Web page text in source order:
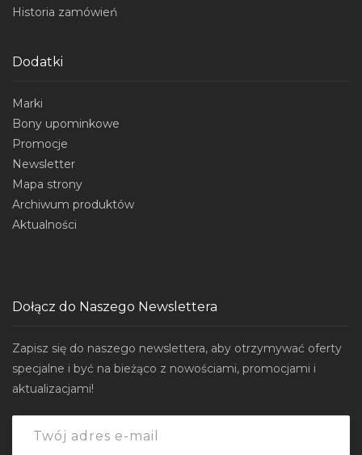
Historia zamówień
Dodatki
Marki
Bony upominkowe
Promocje
Newsletter
Mapa strony
Archiwum produktów
Aktualności
Dołącz do Naszego Newslettera
Zapisz się do naszego newslettera, aby otrzymywać oferty
specjalne i być na bieżąco z nowościami, promocjami i
aktualizacjami!